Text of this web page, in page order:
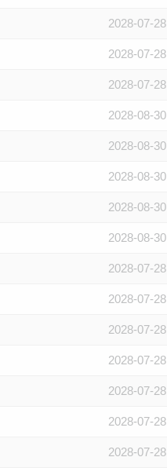
2028-07-28
2028-07-28
2028-07-28
2028-08-30
2028-08-30
2028-08-30
2028-08-30
2028-08-30
2028-07-28
2028-07-28
2028-07-28
2028-07-28
2028-07-28
2028-07-28
2028-07-28